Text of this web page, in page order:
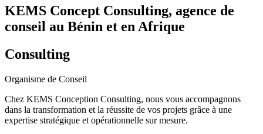
KEMS Concept Consulting, agence de
conseil au Bénin et en Afrique
Consulting
Organisme de Conseil
Chez KEMS Conception Consulting, nous vous accompagnons
dans la transformation et la réussite de vos projets grâce à une
expertise stratégique et opérationnelle sur mesure.